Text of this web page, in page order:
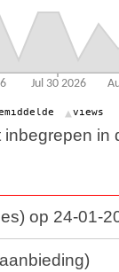
in
op 24-01-